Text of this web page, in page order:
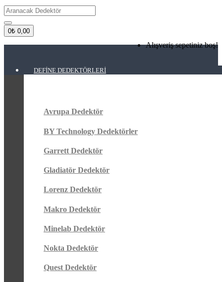
0 ₺ 0,00
Alışveriş sepetiniz boş!
DEFINE DEDEKTÖRLERI
Avrupa Dedektör
BY Technology Dedektörler
Garrett Dedektör
Gladiatör Dedektör
Lorenz Dedektör
Makro Dedektör
Minelab Dedektör
Nokta Dedektör
Quest Dedektör